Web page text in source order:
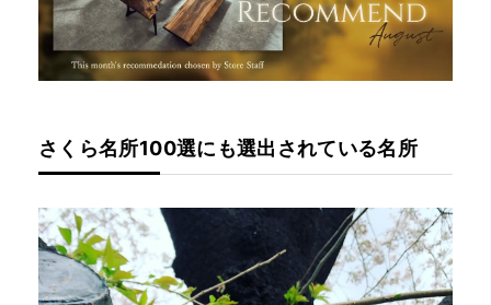
さくら名所100選にも選出されている名所